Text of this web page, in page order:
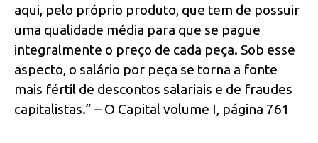
aqui, pelo próprio produto, que tem de possuir
uma qualidade média para que se pague
integralmente o preço de cada peça. Sob esse
aspecto, o salário por peça se torna a fonte
mais fértil de descontos salariais e de fraudes
capitalistas.” – O Capital volume I, página 761